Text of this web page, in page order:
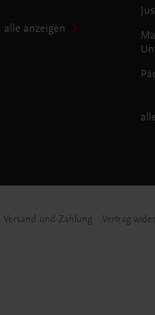
alle anzeigen
Jus
Versand und Zahlung Vertrag